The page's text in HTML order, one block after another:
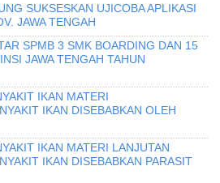
SUKSESKAN UJICOBA APLIKASI
JAWA TENGAH
SPMB 3 SMK BOARDING DAN 15
JAWA TENGAH TAHUN
IKAN MATERI
IKAN DISEBABKAN OLEH
IKAN MATERI LANJUTAN
IKAN DISEBABKAN PARASIT